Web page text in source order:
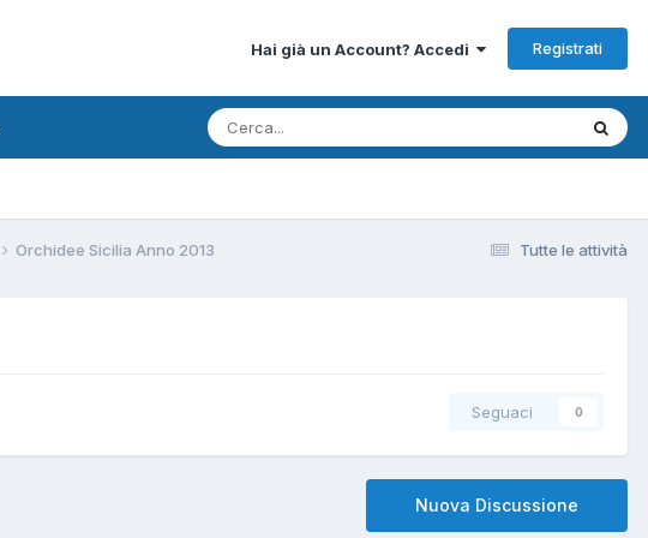
Hai già un Account? Accedi Registrati
Tutte le attività
Orchidee Sicilia Anno 2013
Seguaci 0
Nuova Discussione